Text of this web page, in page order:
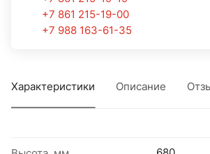
+7 861 215-19-00
+7 988 163-61-35
Характеристики Описание